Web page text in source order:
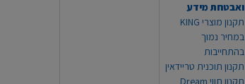
ואבטחת מידע
תקנון מוצרי KING
במחיר נמוך
בהתחייבות
תקנון תוכנית טריידאין
תקנון תווי Dream